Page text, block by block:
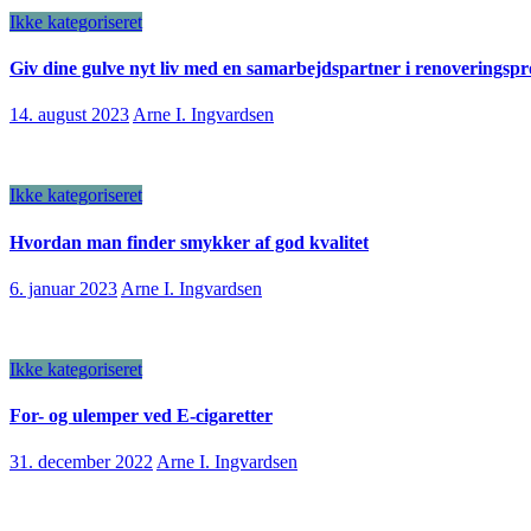
Ikke kategoriseret
Giv dine gulve nyt liv med en samarbejdspartner i
14. august 2023 Arne I. Ingvardsen
Ikke kategoriseret
Hvordan man finder smykker af god kvalitet
6. januar 2023 Arne I. Ingvardsen
Ikke kategoriseret
For- og ulemper ved E-cigaretter
31. december 2022 Arne I. Ingvardsen